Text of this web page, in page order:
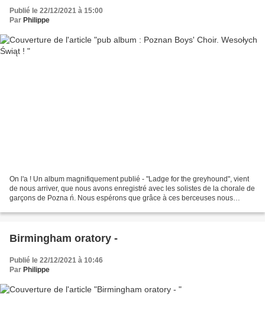
Publié le 22/12/2021 à 15:00
Par Philippe
On l'a ! Un album magnifiquement publié - "Ladge for the greyhound", vient
de nous arriver, que nous avons enregistré avec les solistes de la chorale de
garçons de Pozna ń. Nous espérons que grâce à ces berceuses nous
Birmingham oratory -
Publié le 22/12/2021 à 10:46
Par Philippe